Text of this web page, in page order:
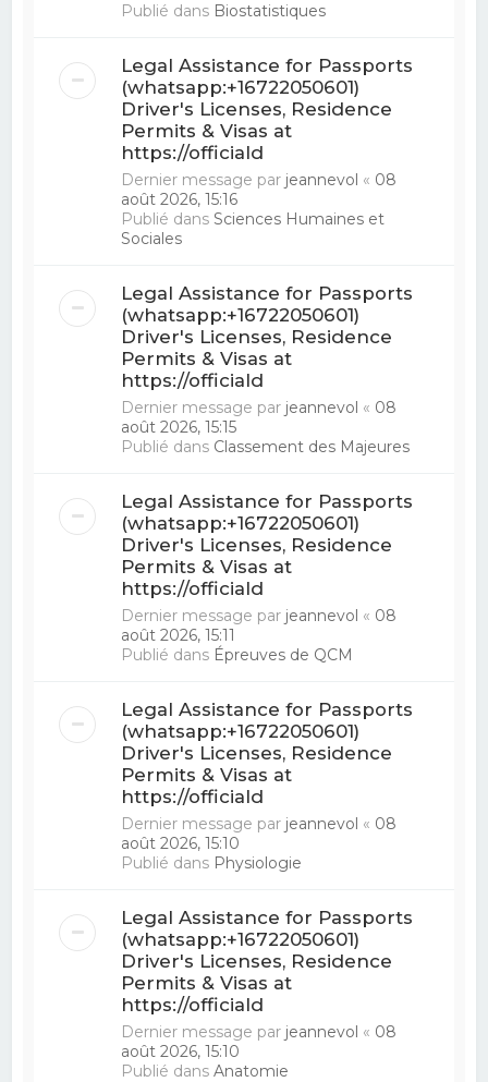
Publié dans Biostatistiques
Legal Assistance for Passports
(whatsapp:+16722050601)
Driver's Licenses, Residence
Permits & Visas at
https://officiald
Dernier message par jeannevol « 08
août 2026, 15:16
Publié dansSciences Humaines et
Sociales
Legal Assistance for Passports
(whatsapp:+16722050601)
Driver's Licenses, Residence
Permits & Visas at
https://officiald
Dernier message par jeannevol « 08
août 2026, 15:15
Publié dans Classement des Majeures
Legal Assistance for Passports
(whatsapp:+16722050601)
Driver's Licenses, Residence
Permits & Visas at
https://officiald
Dernier message par jeannevol « 08
août 2026, 15:11
Publié dans Épreuves de QCM
Legal Assistance for Passports
(whatsapp:+16722050601)
Driver's Licenses, Residence
Permits & Visas at
https://officiald
Dernier message par jeannevol « 08
août 2026, 15:10
Publié dans Physiologie
Legal Assistance for Passports
(whatsapp:+16722050601)
Driver's Licenses, Residence
Permits & Visas at
https://officiald
Dernier message par jeannevol « 08
août 2026, 15:10
Publié dansAnatomie